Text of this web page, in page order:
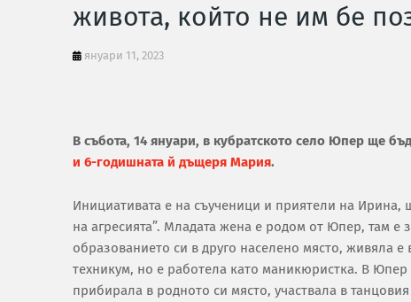
живота, който не им бе
януари 11, 2023
В събота, 14 януари, в кубратското село Юпер ще
и 6-годишната й дъщеря Мария.
Инициативата е на съученици и приятели на
на агресията”. Младата жена е родом от Юпер, там
образованието си в друго населено място, живяла
техникум, но е работела като маникюристка. В
прибирала в родното си място, участвала в